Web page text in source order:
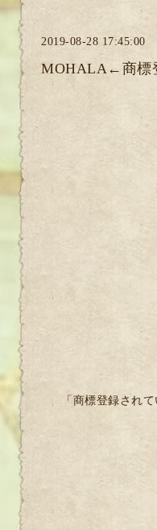
2019-08-28 17:45:00
MOHALA←商標
「商標登録され